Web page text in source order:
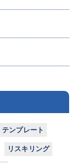
テンプレート
リスキリング